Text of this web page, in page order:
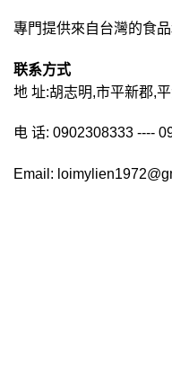
專門提供來自台灣的食
联系方式
地 址:胡志明,市平新郡,
电 话: 0902308333 ----
Email: